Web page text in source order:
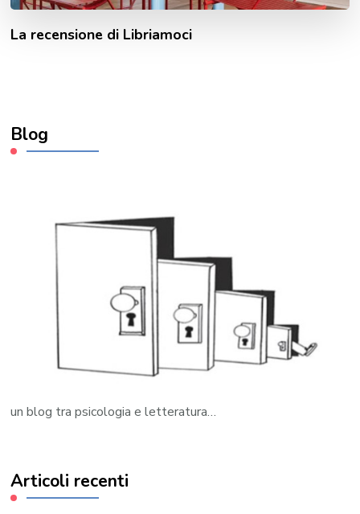
La recensione di Libriamoci
Blog
un blog tra psicologia e letteratura…
Articoli recenti